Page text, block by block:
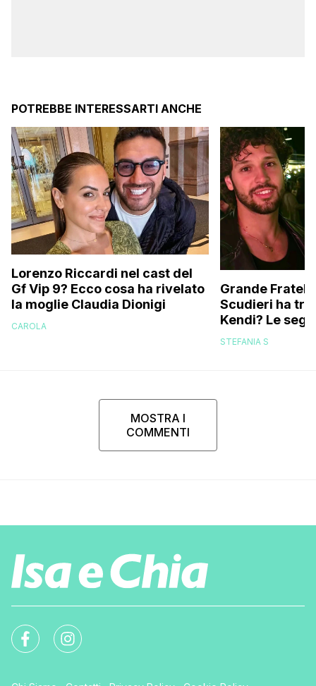
POTREBBE INTERESSARTI ANCHE
Lorenzo Riccardi nel cast del
Gf Vip 9? Ecco cosa ha rivelato
la moglie Claudia Dionigi
CAROLA
Grande
Scudieri ha
Kendi? Le
replica dell’ex
STEFANIA S
MOSTRA I
COMMENTI